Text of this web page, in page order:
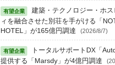
建築・テクノロジー・ホス
ィを融合させた別荘を手がける「
HOTEL」が165億円調達
(2026/8/7)
トータルサポートDX「
提供する「Marsdy」が4億円調達